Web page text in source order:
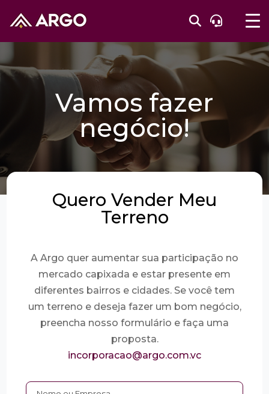
Vamos fazer
negócio!
Quero Vender Meu
Terreno
A Argo quer aumentar sua participação no
mercado capixada e estar presente em
diferentes bairros e cidades. Se você tem
um terreno e deseja fazer um bom negócio,
preencha nosso formulário e faça uma
proposta.
incorporacao@argo.com.vc